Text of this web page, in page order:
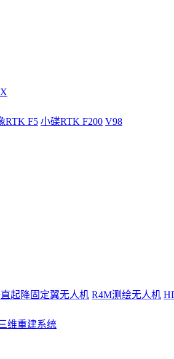
RTK F5 小碟RTK F200 V98
起降固定翼无人机 R4M测绘无人机
维重建系统